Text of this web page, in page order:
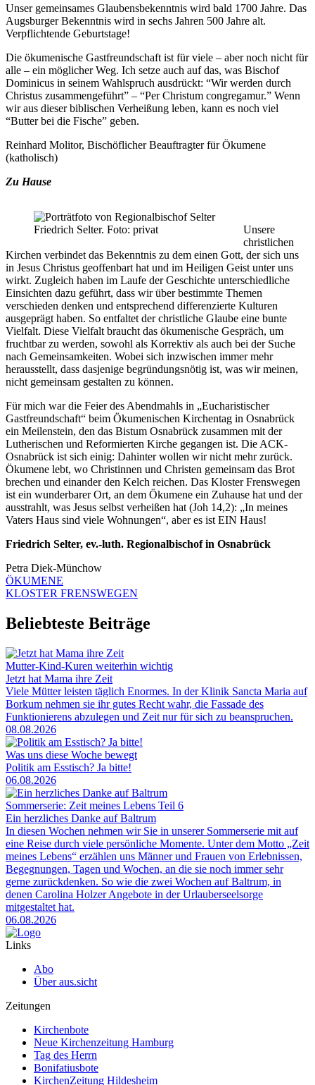
Unser gemeinsames Glaubensbekenntnis wird bald 1700 Jahre. Das
Augsburger Bekenntnis wird in sechs Jahren 500 Jahre alt.
Verpflichtende Geburtstage!
Die ökumenische Gastfreundschaft ist für viele – aber noch nicht für
alle – ein möglicher Weg. Ich setze auch auf das, was Bischof
Dominicus in seinem Wahlspruch ausdrückt: “Wir werden durch
Christus zusammengeführt” – “Per Christum congregamur.” Wenn
wir aus dieser biblischen Verheißung leben, kann es noch viel
“Butter bei die Fische” geben.
Reinhard Molitor, Bischöflicher Beauftragter für Ökumene
(katholisch)
Zu Hause
Friedrich Selter. Foto: privat
Unsere
christlichen
Kirchen verbindet das Bekenntnis zu dem einen Gott, der sich uns
in Jesus Christus geoffenbart hat und im Heiligen Geist unter uns
wirkt. Zugleich haben im Laufe der Geschichte unterschiedliche
Einsichten dazu geführt, dass wir über bestimmte Themen
verschieden denken und entsprechend differenzierte Kulturen
ausgeprägt haben. So entfaltet der christliche Glaube eine bunte
Vielfalt. Diese Vielfalt braucht das ökumenische Gespräch, um
fruchtbar zu werden, sowohl als Korrektiv als auch bei der Suche
nach Gemeinsamkeiten. Wobei sich inzwischen immer mehr
herausstellt, dass dasjenige begründungsnötig ist, was wir meinen,
nicht gemeinsam gestalten zu können.
Für mich war die Feier des Abendmahls in „Eucharistischer
Gastfreundschaft“ beim Ökumenischen Kirchentag in Osnabrück
ein Meilenstein, den das Bistum Osnabrück zusammen mit der
Lutherischen und Reformierten Kirche gegangen ist. Die ACK-
Osnabrück ist sich einig: Dahinter wollen wir nicht mehr zurück.
Ökumene lebt, wo Christinnen und Christen gemeinsam das Brot
brechen und einander den Kelch reichen. Das Kloster Frenswegen
ist ein wunderbarer Ort, an dem Ökumene ein Zuhause hat und der
ausstrahlt, was Jesus selbst verheißen hat (Joh 14,2): „In meines
Vaters Haus sind viele Wohnungen“, aber es ist EIN Haus!
Friedrich Selter, ev.-luth. Regionalbischof in Osnabrück
Petra Diek-Münchow
ÖKUMENE
KLOSTER FRENSWEGEN
Beliebteste Beiträge
Mutter-Kind-Kuren weiterhin wichtig
Jetzt hat Mama ihre Zeit
Viele Mütter leisten täglich Enormes. In der Klinik Sancta Maria auf
Borkum nehmen sie ihr gutes Recht wahr, die Fassade des
Funktionierens abzulegen und Zeit nur für sich zu beanspruchen.
08.08.2026
Was uns diese Woche bewegt
Politik am Esstisch? Ja bitte!
06.08.2026
Sommerserie: Zeit meines Lebens Teil 6
Ein herzliches Danke auf Baltrum
In diesen Wochen nehmen wir Sie in unserer Sommerserie mit auf
eine Reise durch viele persönliche Momente. Unter dem Motto „Zeit
meines Lebens“ erzählen uns Männer und Frauen von Erlebnissen,
Begegnungen, Tagen und Wochen, an die sie noch immer sehr
gerne zurückdenken. So wie die zwei Wochen auf Baltrum, in
denen Carolina Holzer Angebote in der Urlauberseelsorge
mitgestaltet hat.
06.08.2026
Links
Abo
Über aus.sicht
Zeitungen
Kirchenbote
Neue Kirchenzeitung Hamburg
Tag des Herrn
Bonifatiusbote
KirchenZeitung Hildesheim